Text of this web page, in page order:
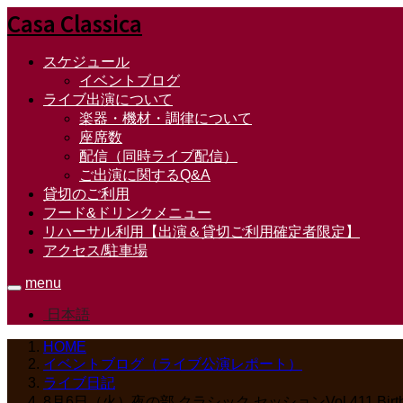
Casa Classica
スケジュール
イベントブログ
ライブ出演について
楽器・機材・調律について
座席数
配信（同時ライブ配信）
ご出演に関するQ&A
貸切のご利用
フード&ドリンクメニュー
リハーサル利用【出演＆貸切ご利用確定者限定】
アクセス/駐車場
menu
日本語
HOME
イベントブログ（ライブ公演レポート）
ライブ日記